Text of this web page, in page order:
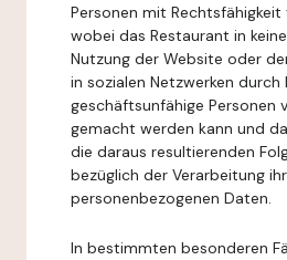
Personen mit Rechtsfähigkeit
wobei das Restaurant in
Nutzung der Website oder
in sozialen Netzwerken
geschäftsunfähige Personen
gemacht werden kann und
die daraus resultierenden
bezüglich der Verarbeitung
personenbezogenen Daten.
In bestimmten besonderen